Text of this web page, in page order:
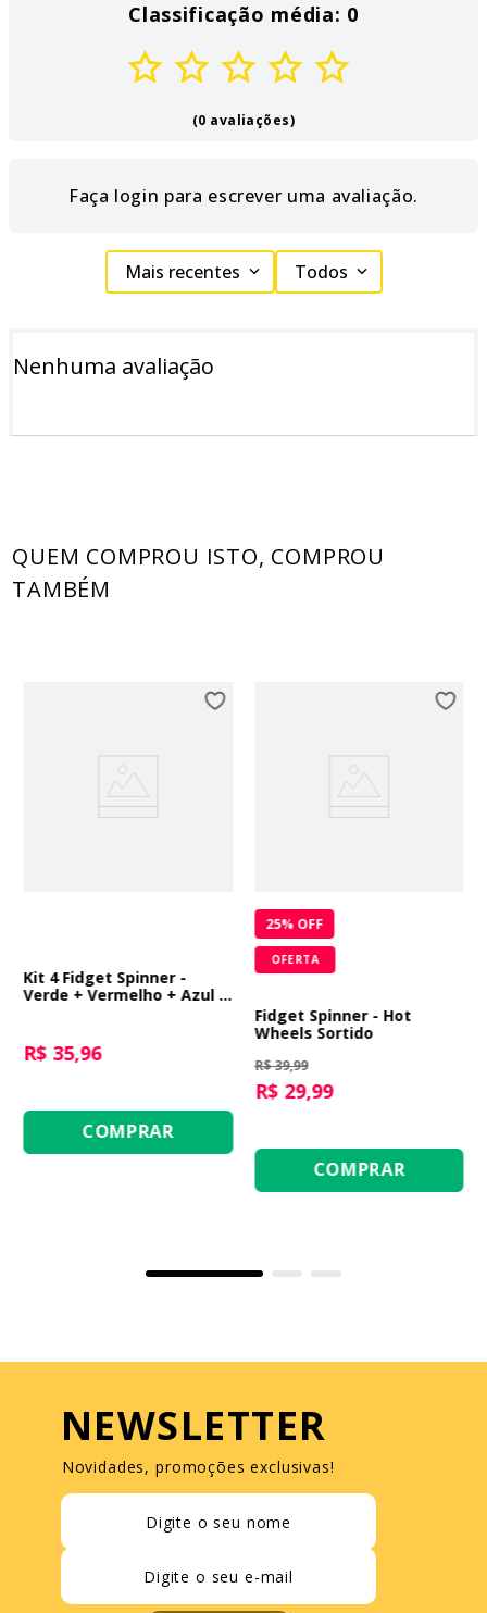
Classificação média: 0
(0 avaliações)
Faça login para escrever uma avaliação.
Mais recentes Todos
Nenhuma avaliação
QUEM COMPROU ISTO, COMPROU
TAMBÉM
Kit 4 Fidget Spinner -
Verde + Vermelho + Azul +
R$ 35,96
COMPRAR
25% OFF
OFERTA
Fidget Spinner - Hot
Wheels Sortido
R$ 39,99
R$ 29,99
COMPRAR
NEWSLETTER
Novidades, promoções exclusivas!